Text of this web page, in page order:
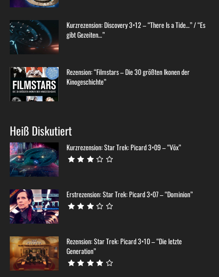
Kurzrezension: Discovery 3×12 – “There Is a Tide…” / “Es
gibt Gezeiten…”
Rezension: “Filmstars – Die 30 größten Ikonen der
Kinogeschichte”
Heiß Diskutiert
Kurzrezension: Star Trek: Picard 3×09 – “Võx”
Erstrezension: Star Trek: Picard 3×07 – “Dominion”
Rezension: Star Trek: Picard 3×10 – “Die letzte
Generation”